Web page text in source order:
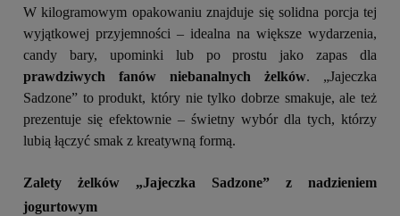
W kilogramowym opakowaniu znajduje się solidna porcja tej
wyjątkowej przyjemności – idealna na większe wydarzenia,
candy bary, upominki lub po prostu jako zapas dla
prawdziwych fanów niebanalnych żelków. „Jajeczka
Sadzone” to produkt, który nie tylko dobrze smakuje, ale też
prezentuje się efektownie – świetny wybór dla tych, którzy
lubią łączyć smak z kreatywną formą.
Zalety żelków „Jajeczka Sadzone” z nadzieniem
jogurtowym